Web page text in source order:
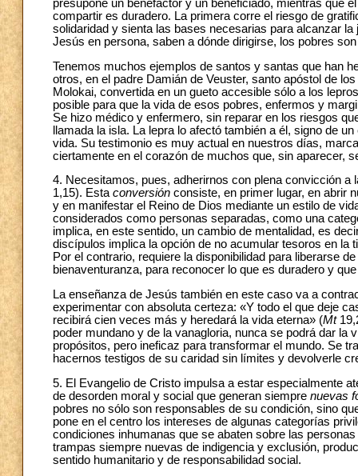
presupone un benefactor y un beneficiado, mientras que
compartir es duradero. La primera corre el riesgo de
solidaridad y sienta las bases necesarias para alcanzar
Jesús en persona, saben a dónde dirigirse, los pobres
Tenemos muchos ejemplos de santos y santas que han
otros, en el padre Damián de Veuster, santo apóstol de
Molokai, convertida en un gueto accesible sólo a los
posible para que la vida de esos pobres, enfermos y
Se hizo médico y enfermero, sin reparar en los riesgos
llamada la isla. La lepra lo afectó también a él, signo de
vida. Su testimonio es muy actual en nuestros días,
ciertamente en el corazón de muchos que, sin aparecer,
4. Necesitamos, pues, adherirnos con plena convicción
1,15). Esta conversión consiste, en primer lugar, en abrir
y en manifestar el Reino de Dios mediante un estilo de
considerados como personas separadas, como una
implica, en este sentido, un cambio de mentalidad, es
discípulos implica la opción de no acumular tesoros en la
Por el contrario, requiere la disponibilidad para liberarse
bienaventuranza, para reconocer lo que es duradero y
La enseñanza de Jesús también en este caso va a
experimentar con absoluta certeza: «Y todo el que deje
recibirá cien veces más y heredará la vida eterna» (Mt
poder mundano y de la vanagloria, nunca se podrá dar
propósitos, pero ineficaz para transformar el mundo. Se
hacernos testigos de su caridad sin límites y devolverle
5. El Evangelio de Cristo impulsa a estar especialmente
de desorden moral y social que generan siempre nuevas
pobres no sólo son responsables de su condición, sino
pone en el centro los intereses de algunas categorías
condiciones inhumanas que se abaten sobre las
trampas siempre nuevas de indigencia y exclusión,
sentido humanitario y de responsabilidad social.